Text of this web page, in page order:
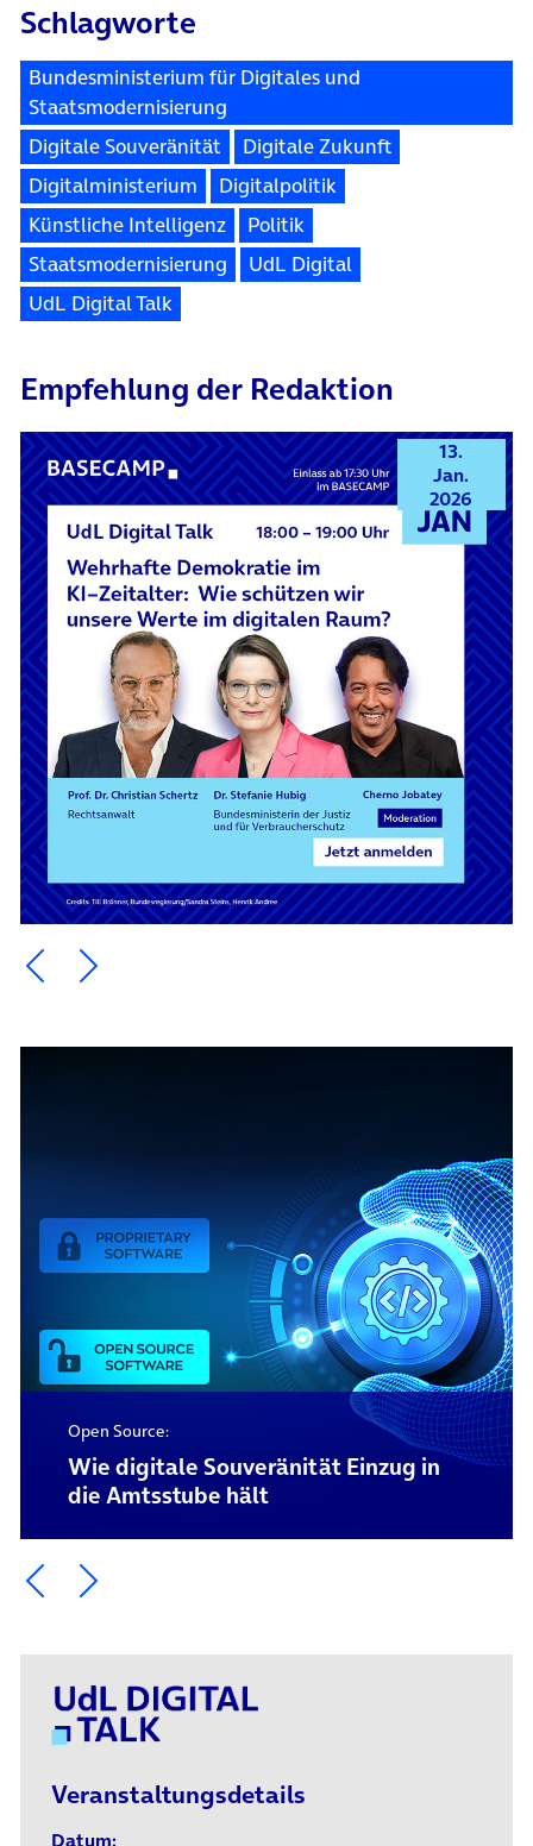
Schlagworte
Bundesministerium für Digitales und
Staatsmodernisierung
Digitale Souveränität
Digitale Zukunft
Digitalministerium
Digitalpolitik
Künstliche Intelligenz
Politik
Staatsmodernisierung
UdL Digital
UdL Digital Talk
Empfehlung der Redaktion
13.
Jan.
2026
Ein Element zurück blättern
Ein Element weiter blättern
Open Source:
Wie digitale Souveränität Einzug in
die Amtsstube hält
Ein Element zurück blättern
Ein Element weiter blättern
Veranstaltungsdetails
Datum: